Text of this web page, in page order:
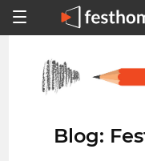
Blog: